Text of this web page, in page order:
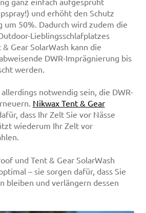
und erhöht den Schutz
um 50%. Dadurch wird zudem die
Lieblingsschlafplatzes
Gear SolarWash kann die
DWR-Imprägnierung bis
werden.
notwendig sein, die DWR-
Nikwax Tent & Gear
dass Ihr Zelt Sie vor Nässe
wiederum Ihr Zelt vor
und Tent & Gear SolarWash
– sie sorgen dafür, dass Sie
bleiben und verlängern dessen